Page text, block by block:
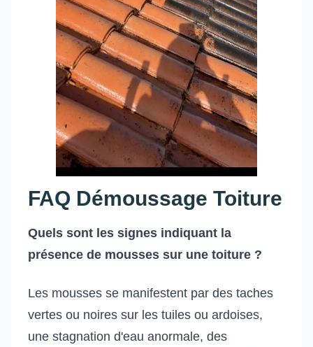
FAQ Démoussage Toiture
Quels sont les signes indiquant la
présence de mousses sur une toiture ?
Les mousses se manifestent par des taches
vertes ou noires sur les tuiles ou ardoises,
une stagnation d'eau anormale, des